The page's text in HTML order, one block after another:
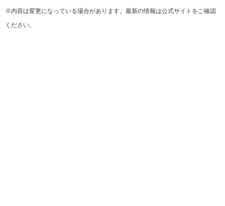
※内容は変更になっている場合があります。最新の情報は公式サイトをご確認
ください。